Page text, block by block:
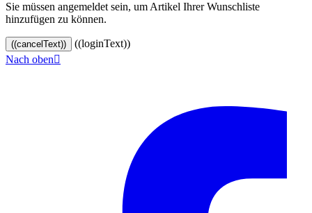
Sie müssen angemeldet sein, um Artikel Ihrer Wunschliste
hinzufügen zu können.
((cancelText))
((loginText))
Nach oben